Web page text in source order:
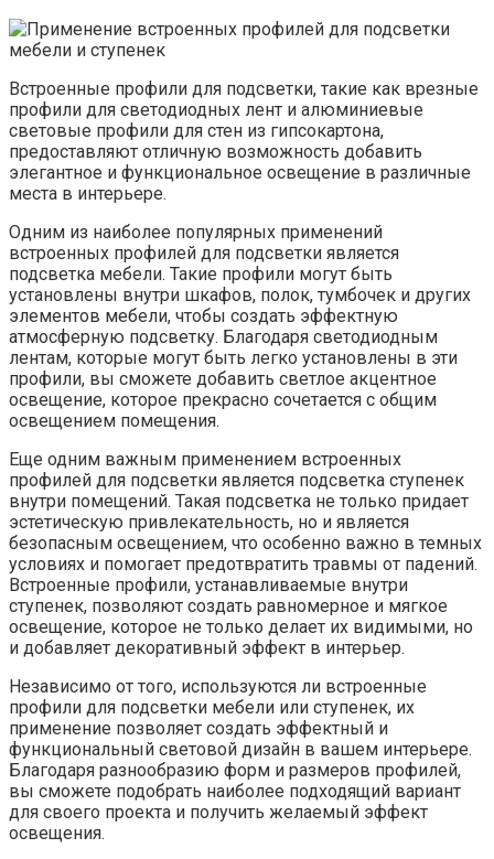
Встроенные профили для подсветки, такие как врезные
профили для светодиодных лент и алюминиевые
световые профили для стен из гипсокартона,
предоставляют отличную возможность добавить
элегантное и функциональное освещение в различные
места в интерьере.
Одним из наиболее популярных применений
встроенных профилей для подсветки является
подсветка мебели. Такие профили могут быть
установлены внутри шкафов, полок, тумбочек и других
элементов мебели, чтобы создать эффектную
атмосферную подсветку. Благодаря светодиодным
лентам, которые могут быть легко установлены в эти
профили, вы сможете добавить светлое акцентное
освещение, которое прекрасно сочетается с общим
освещением помещения.
Еще одним важным применением встроенных
профилей для подсветки является подсветка ступенек
внутри помещений. Такая подсветка не только придает
эстетическую привлекательность, но и является
безопасным освещением, что особенно важно в темных
условиях и помогает предотвратить травмы от падений.
Встроенные профили, устанавливаемые внутри
ступенек, позволяют создать равномерное и мягкое
освещение, которое не только делает их видимыми, но
и добавляет декоративный эффект в интерьер.
Независимо от того, используются ли встроенные
профили для подсветки мебели или ступенек, их
применение позволяет создать эффектный и
функциональный световой дизайн в вашем интерьере.
Благодаря разнообразию форм и размеров профилей,
вы сможете подобрать наиболее подходящий вариант
для своего проекта и получить желаемый эффект
освещения.